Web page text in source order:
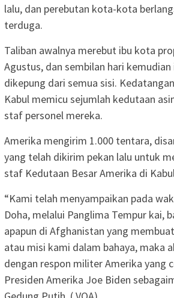
lalu, dan perebutan kota-kota
terduga.
Taliban awalnya merebut ibu kota
Agustus, dan sembilan hari
dikepung dari semua sisi.
Kabul memicu sejumlah kedutaan
staf personel mereka.
Amerika mengirim 1.000 tentara,
yang telah dikirim pekan lalu untuk
staf Kedutaan Besar Amerika di
“Kami telah menyampaikan pada
Doha, melalui Panglima Tempur kai,
apapun di Afghanistan yang
atau misi kami dalam bahaya, maka
dengan respon militer Amerika yang
Presiden Amerika Joe Biden